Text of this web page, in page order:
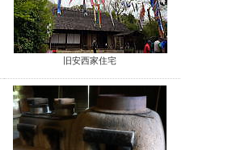
旧安西家住宅